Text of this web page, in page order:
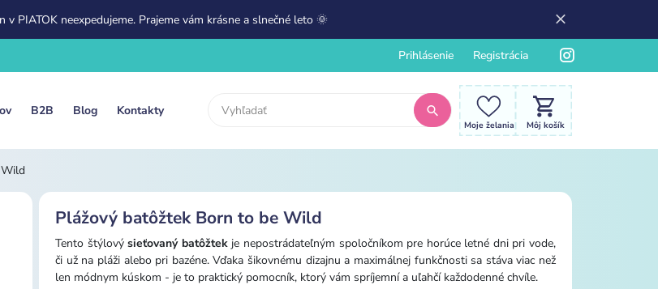
v PIATOK neexpedujeme. Prajeme vám krásne a slnečné leto 🌞
Prihlásenie Registrácia
B2B Blog Kontakty
Moje želania Môj košík
Plážový batôžtek Born to be Wild
Tento štýlovýsieťovaný batôžtekje nepostrádateľným spoločníkom pre horúce letné dni pri vode,
či už na pláži alebo pri bazéne. Vďaka šikovnému dizajnu a maximálnej funkčnosti sa stáva viac než
len módnym kúskom - je to praktický pomocník, ktorý vám spríjemní a uľahčí každodenné chvíle.